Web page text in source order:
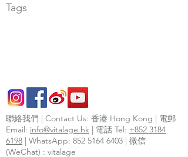
Tags
聯絡我們 | Contact Us: 香港 Hong Kong | 電郵
Email: info@vitalage.hk | 電話 Tel: +852 3184
6198 | WhatsApp: 852 5164 6403 | 微信
(WeChat) : vitalage